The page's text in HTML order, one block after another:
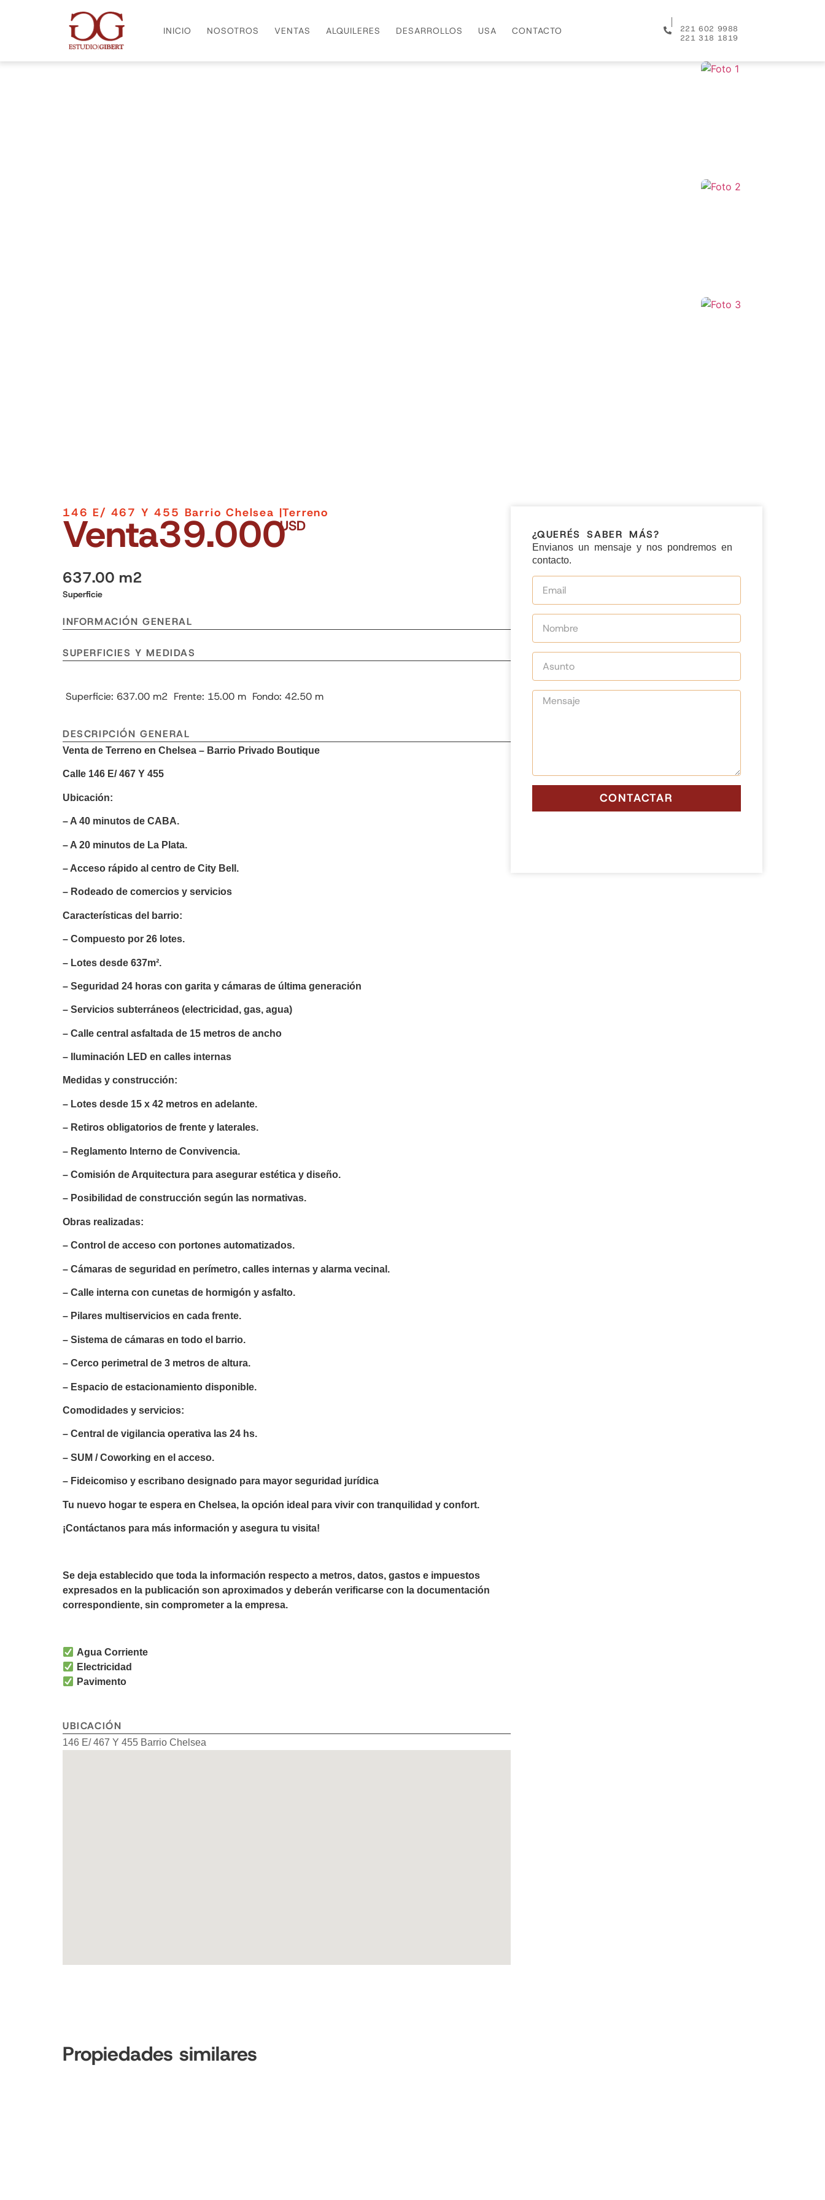
INICIO NOSOTROS VENTAS ALQUILERES DESARROLLOS USA CONTACTO
221 602 9988
221 318 1819
146 E/ 467 Y 455 Barrio Chelsea |Terreno
Venta39.000USD
637.00 m2
Superficie
INFORMACIÓN GENERAL
SUPERFICIES Y MEDIDAS
Superficie: 637.00 m2 Frente: 15.00 m Fondo: 42.50 m
DESCRIPCIÓN GENERAL
Venta de Terreno en Chelsea – Barrio Privado Boutique
Calle 146 E/ 467 Y 455
Ubicación:
– A 40 minutos de CABA.
– A 20 minutos de La Plata.
– Acceso rápido al centro de City Bell.
– Rodeado de comercios y servicios
Características del barrio:
– Compuesto por 26 lotes.
– Lotes desde 637m².
– Seguridad 24 horas con garita y cámaras de última generación
– Servicios subterráneos (electricidad, gas, agua)
– Calle central asfaltada de 15 metros de ancho
– Iluminación LED en calles internas
Medidas y construcción:
– Lotes desde 15 x 42 metros en adelante.
– Retiros obligatorios de frente y laterales.
– Reglamento Interno de Convivencia.
– Comisión de Arquitectura para asegurar estética y diseño.
– Posibilidad de construcción según las normativas.
Obras realizadas:
– Control de acceso con portones automatizados.
– Cámaras de seguridad en perímetro, calles internas y alarma vecinal.
– Calle interna con cunetas de hormigón y asfalto.
– Pilares multiservicios en cada frente.
– Sistema de cámaras en todo el barrio.
– Cerco perimetral de 3 metros de altura.
– Espacio de estacionamiento disponible.
Comodidades y servicios:
– Central de vigilancia operativa las 24 hs.
– SUM / Coworking en el acceso.
– Fideicomiso y escribano designado para mayor seguridad jurídica
Tu nuevo hogar te espera en Chelsea, la opción ideal para vivir con tranquilidad y confort.
¡Contáctanos para más información y asegura tu visita!
Se deja establecido que toda la información respecto a metros, datos, gastos e impuestos
expresados en la publicación son aproximados y deberán verificarse con la documentación
correspondiente, sin comprometer a la empresa.
Agua Corriente
Electricidad
Pavimento
UBICACIÓN
146 E/ 467 Y 455 Barrio Chelsea
¿QUERÉS SABER MÁS?
Envianos un mensaje y nos pondremos en
contacto.
CONTACTAR
Propiedades similares